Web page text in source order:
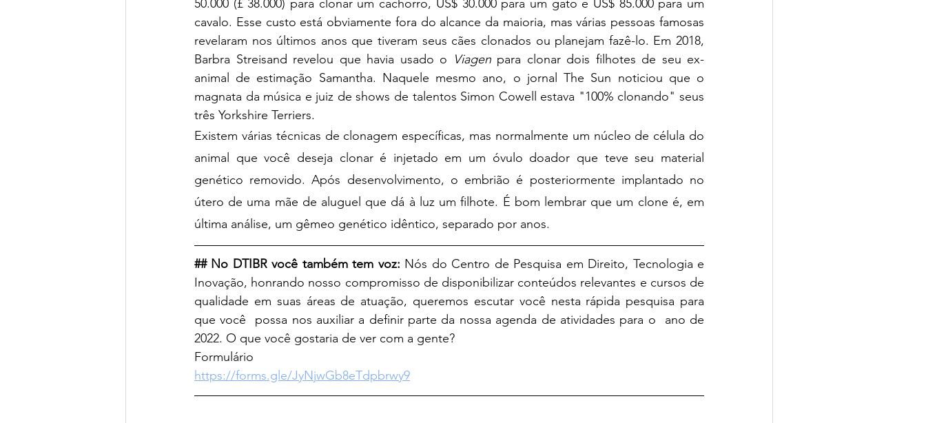
50.000 (£ 38.000) para clonar um cachorro, US$ 30.000 para um gato e US$ 85.000 para um
cavalo. Esse custo está obviamente fora do alcance da maioria, mas várias pessoas famosas
revelaram nos últimos anos que tiveram seus cães clonados ou planejam fazê-lo. Em 2018,
Barbra Streisand revelou que havia usado o Viagen para clonar dois filhotes de seu ex-
animal de estimação Samantha. Naquele mesmo ano, o jornal The Sun noticiou que o
magnata da música e juiz de shows de talentos Simon Cowell estava "100% clonando" seus
três Yorkshire Terriers.
Existem várias técnicas de clonagem específicas, mas normalmente um núcleo de célula do
animal que você deseja clonar é injetado em um óvulo doador que teve seu material
genético removido. Após desenvolvimento, o embrião é posteriormente implantado no
útero de uma mãe de aluguel que dá à luz um filhote. É bom lembrar que um clone é, em
última análise, um gêmeo genético idêntico, separado por anos.
## No DTIBR você também tem voz: Nós do Centro de Pesquisa em Direito, Tecnologia e
Inovação, honrando nosso compromisso de disponibilizar conteúdos relevantes e cursos de
qualidade em suas áreas de atuação, queremos escutar você nesta rápida pesquisa para
que você  possa nos auxiliar a definir parte da nossa agenda de atividades para o  ano de
2022. O que você gostaria de ver com a gente?
Formulário
https://forms.gle/JyNjwGb8eTdpbrwy9